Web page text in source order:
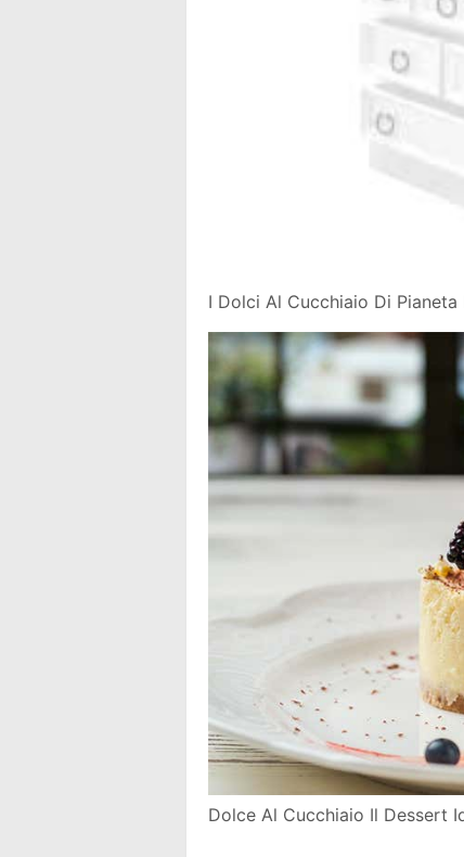
I Dolci Al Cucchiaio Di Pianeta
Dolce Al Cucchiaio Il Dessert